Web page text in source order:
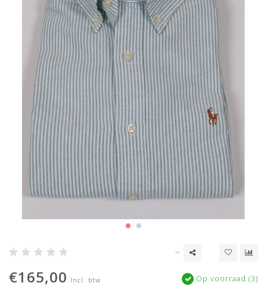
€165,00 Incl. btw Op voorraad (3)